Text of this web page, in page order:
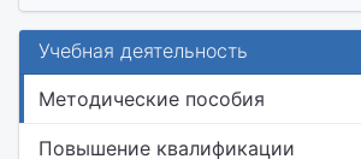
Учебная деятельность
Методические пособия
Повышение квалификации